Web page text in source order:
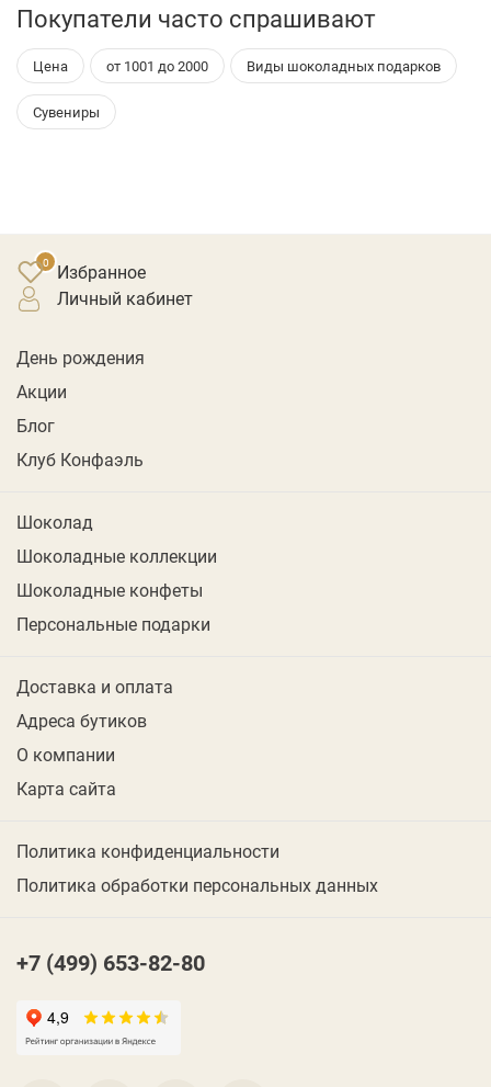
Покупатели часто спрашивают
Цена от 1001 до 2000 Виды шоколадных подарков
Сувениры
Избранное
личный кабинет
День рождения
Акции
Блог
Клуб Конфаэль
Шоколад
Шоколадные коллекции
Шоколадные конфеты
Персональные подарки
Доставка и оплата
Адреса бутиков
О компании
Карта сайта
Политика конфиденциальности
Политика обработки персональных данных
+7 (499) 653-82-80